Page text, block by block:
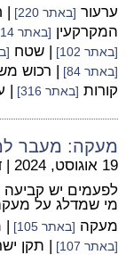
ערעור [באתר 220] |
המקרקעין [באתר 14]
[באתר 102] | שטח
[באתר 84] | רכוש
קורות [באתר 316] |
מעקה: מעבר
19 אוגוסט, 2024 |
לפעמים יש קביעה
מי שמדלג על
מעקה [באתר 105] |
[באתר 107] | תקן